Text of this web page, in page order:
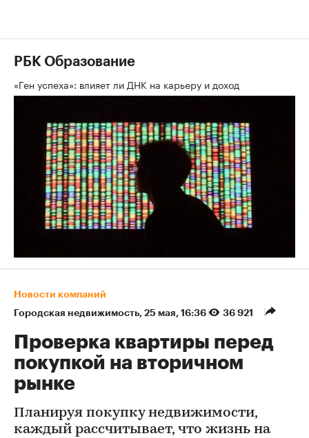
РБК Образование
«Ген успеха»: влияет ли ДНК на карьеру и доход
Новости компаний
Городская недвижимость 25 мая, 16:36 36 921
Проверка квартиры перед
покупкой на вторичном
рынке
Планируя покупку недвижимости,
каждый рассчитывает, что жизнь на